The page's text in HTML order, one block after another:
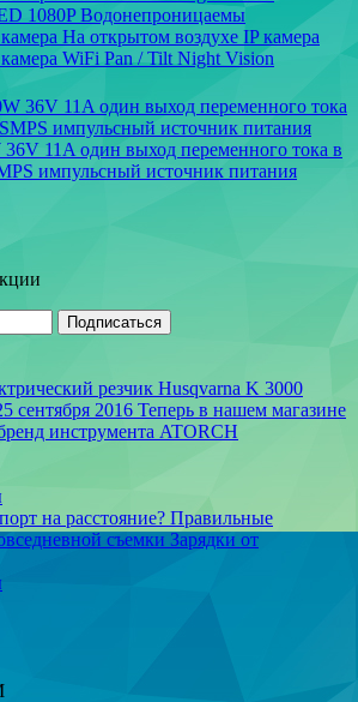
1080P Водонепроницаемы
На открытом воздухе IP камера
WiFi Pan / Tilt Night Vision
36V 11A один выход переменного тока в
импульсный источник питания
Подписаться
резчик Husqvarna K 3000
сентября 2016 Теперь в нашем магазине
инструмента ATORCH
на расстояние? Правильные
съемки Зарядки от